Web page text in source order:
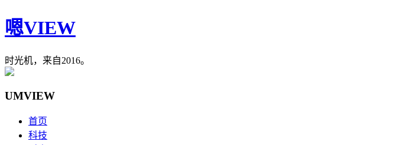
嗯VIEW
时光机，来自2016。
UMVIEW
首页
科技